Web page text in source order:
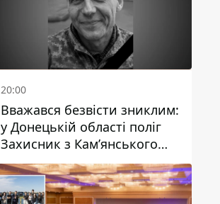
20:00
Вважався безвісти зниклим:
у Донецькій області поліг
Захисник з Кам’янського
Антон Красовський